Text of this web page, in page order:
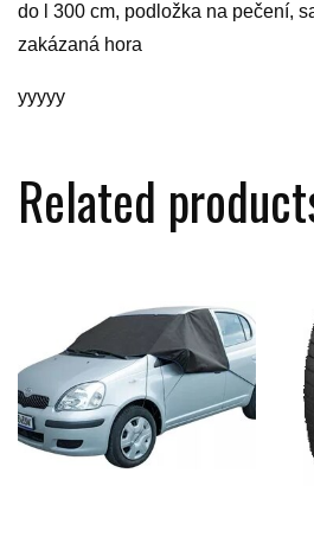
do l 300 cm, podložka na pečení,
zakázaná hora
yyyyy
Related